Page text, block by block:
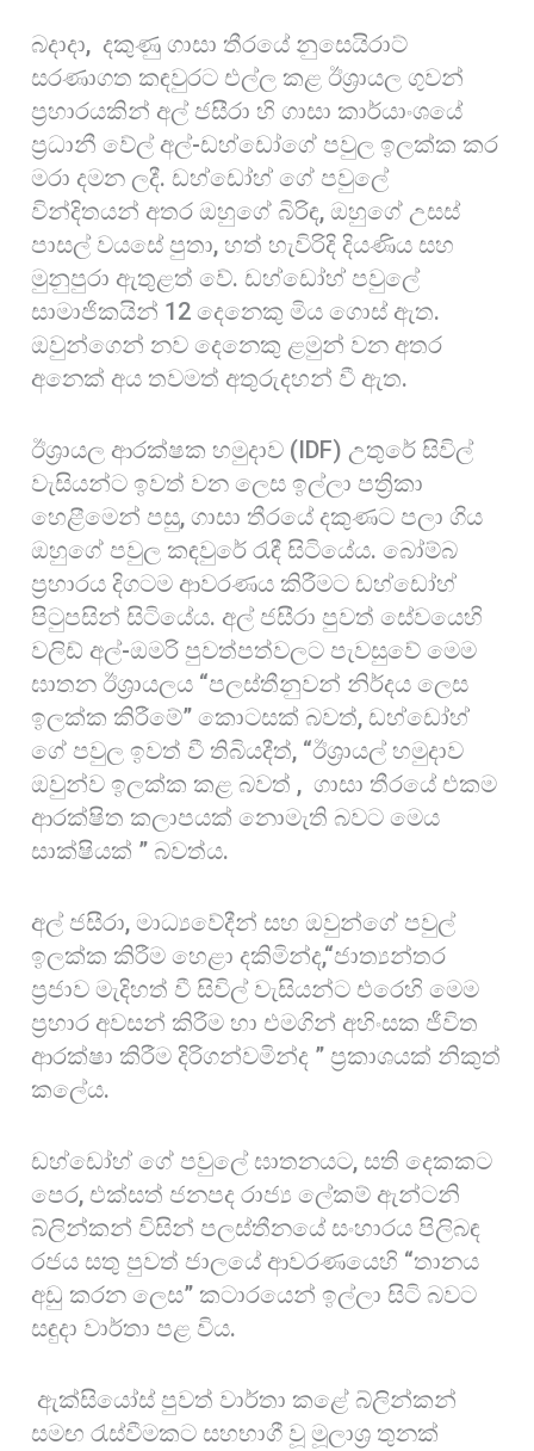
බදාදා, දකුණු ගාසා තීරයේ නුසෙයිරාට්
සරණාගත කඳවුරට එල්ල කළ ඊශ්‍රායල ගුවන්
ප්‍රහාරයකින් අල් ජසීරා හි ගාසා කාර්යාංශයේ
ප්‍රධානී වේල් අල්-ඩහ්ඩෝගේ පවුල ඉලක්ක කර
මරා දමන ලදී. ඩහ්ඩෝහ් ගේ පවුලේ
වින්දිතයන් අතර ඔහුගේ බිරිඳ, ඔහුගේ උසස්
පාසල් වයසේ පුතා, හත් හැවිරිදි දියණිය සහ
මුනුපුරා ඇතුළත් වේ. ඩහ්ඩෝහ් පවුලේ
සාමාජිකයින් 12 දෙනෙකු මිය ගොස් ඇත.
ඔවුන්ගෙන් නව දෙනෙකු ළමුන් වන අතර
අනෙක් අය තවමත් අතුරුදහන් වී ඇත.
ඊශ්‍රායල ආරක්ෂක හමුදාව (IDF) උතුරේ සිවිල්
වැසියන්ට ඉවත් වන ලෙස ඉල්ලා පත්‍රිකා
හෙළීමෙන් පසු, ගාසා තීරයේ දකුණට පලා ගිය
ඔහුගේ පවුල කඳවුරේ රැඳී සිටියේය. බෝම්බ
ප්‍රහාරය දිගටම ආවරණය කිරීමට ඩහ්ඩෝහ්
පිටුපසින් සිටියේය. අල් ජසීරා පුවත් සේවයෙහි
වලිඩ් අල්-ඔමරි පුවත්පත්වලට පැවසුවේ මෙම
ඝාතන ඊශ්‍රායලය “පලස්තීනුවන් නිර්දය ලෙස
ඉලක්ක කිරීමේ” කොටසක් බවත්, ඩහ්ඩෝහ්
ගේ පවුල ඉවත් වී තිබියදීත්, “ඊශ්‍රායල් හමුදාව
ඔවුන්ව ඉලක්ක කළ බවත් , ගාසා තීරයේ එකම
ආරක්ෂිත කලාපයක් නොමැති බවට මෙය
සාක්ෂියක් ” බවත්ය.
අල් ජසීරා, මාධ්‍යවේදීන් සහ ඔවුන්ගේ පවුල්
ඉලක්ක කිරීම හෙළා දකිමින්ද,“ජාත්‍යන්තර
ප්‍රජාව මැදිහත් වී සිවිල් වැසියන්ට එරෙහි මෙම
ප්‍රහාර අවසන් කිරීම හා එමගින් අහිංසක ජීවිත
ආරක්ෂා කිරීම දිරිගන්වමින්ද ” ප්‍රකාශයක් නිකුත්
කලේය.
ඩහ්ඩෝහ් ගේ පවුලේ ඝාතනයට, සති දෙකකට
පෙර, එක්සත් ජනපද රාජ්‍ය ලේකම් ඇන්ටනි
බ්ලින්කන් විසින් පලස්තීනයේ සංහාරය පිලිබඳ
රජය සතු පුවත් ජාලයේ ආවරණයෙහි “තානය
අඩු කරන ලෙස” කටාරයෙන් ඉල්ලා සිටි බවට
සඳුදා වාර්තා පළ විය.
ඇක්සියෝස් පුවත් වාර්තා කළේ බ්ලින්කන්
සමඟ රැස්වීමකට සහභාගී වූ මූලාශ්‍ර තුනක්